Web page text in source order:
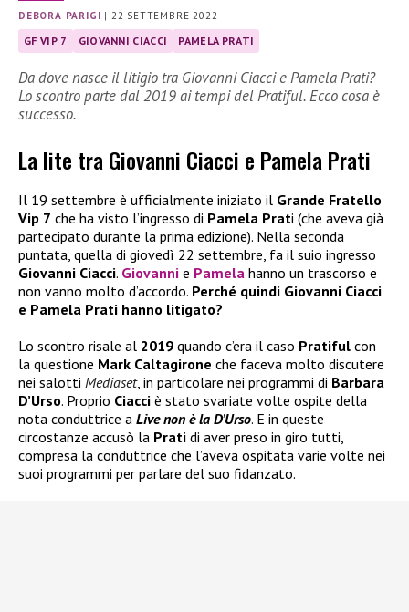
DEBORA PARIGI | 22 SETTEMBRE 2022
GF VIP 7 GIOVANNI CIACCI PAMELA PRATI
Da dove nasce il litigio tra Giovanni Ciacci e Pamela Prati?
Lo scontro parte dal 2019 ai tempi del Pratiful. Ecco cosa è
successo.
La lite tra Giovanni Ciacci e Pamela Prati
Il 19 settembre è ufficialmente iniziato il Grande Fratello
Vip 7 che ha visto l’ingresso di Pamela Prati (che aveva già
partecipato durante la prima edizione). Nella seconda
puntata, quella di giovedì 22 settembre, fa il suio ingresso
Giovanni Ciacci. Giovanni e Pamela hanno un trascorso e
non vanno molto d’accordo. Perché quindi Giovanni Ciacci
e Pamela Prati hanno litigato?
Lo scontro risale al 2019 quando c’era il caso Pratiful con
la questione Mark Caltagirone che faceva molto discutere
nei salotti Mediaset, in particolare nei programmi di Barbara
D’Urso. Proprio Ciacci è stato svariate volte ospite della
nota conduttrice a Live non è la D’Urso. E in queste
circostanze accusò la Prati di aver preso in giro tutti,
compresa la conduttrice che l’aveva ospitata varie volte nei
suoi programmi per parlare del suo fidanzato.